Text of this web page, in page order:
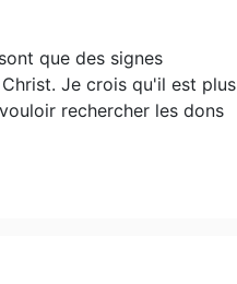
que des signes
Je crois qu'il est plus
rechercher les dons